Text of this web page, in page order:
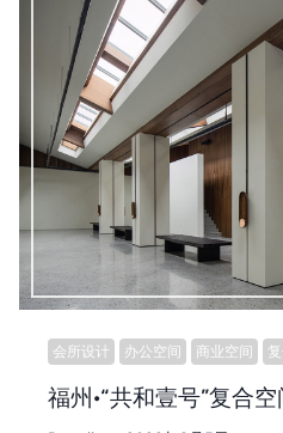
会所设计 办公空间 商业空间
福州·“共和壹号”复合